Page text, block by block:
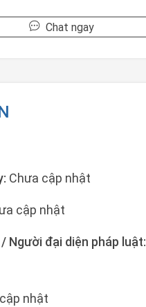
Chat ngay
Chưa cập nhật
cập nhật
Người đại diện pháp luật:
nhật